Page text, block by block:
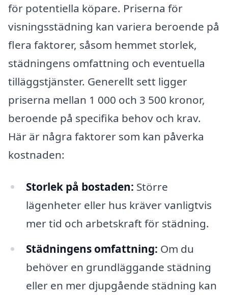
för potentiella köpare. Priserna för
visningsstädning kan variera beroende på
flera faktorer, såsom hemmet storlek,
städningens omfattning och eventuella
tilläggstjänster. Generellt sett ligger
priserna mellan 1 000 och 3 500 kronor,
beroende på specifika behov och krav.
Här är några faktorer som kan påverka
kostnaden:
Storlek på bostaden: Större
lägenheter eller hus kräver vanligtvis
mer tid och arbetskraft för städning.
Städningens omfattning: Om du
behöver en grundläggande städning
eller en mer djupgående städning kan